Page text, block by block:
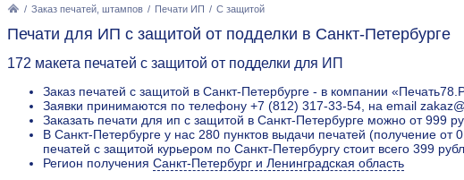
/ Заказ печатей, штампов / Печати ИП / С защитой
Печати для ИП с защитой от подделки в Санкт-Петербурге
172 макета печатей с защитой от подделки для ИП
Заказ печатей с защитой в Санкт-Петербурге - в компании
Заявки принимаются по телефону +7 (812) 317-33-54, на email
Заказать печати для ип с защитой в Санкт-Петербурге можно от 999
В Санкт-Петербурге у нас 280 пунктов выдачи печатей (получение от
печатей с защитой курьером по Санкт-Петербургу стоит всего 399
Регион получения Санкт-Петербург и Ленинградская область